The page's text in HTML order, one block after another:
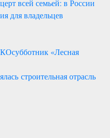
всей семьей: в России
для владельцев
«Лесная
строительная отрасль